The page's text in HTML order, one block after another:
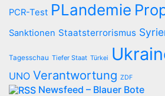
PCR-Test PLandemie
Sanktionen Staatsterrorismus
Tagesschau Tiefer Staat Türkei
UNO Verantwortung ZDF
Newsfeed – Blauer Bote